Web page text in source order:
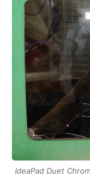
IdeaPad Duet